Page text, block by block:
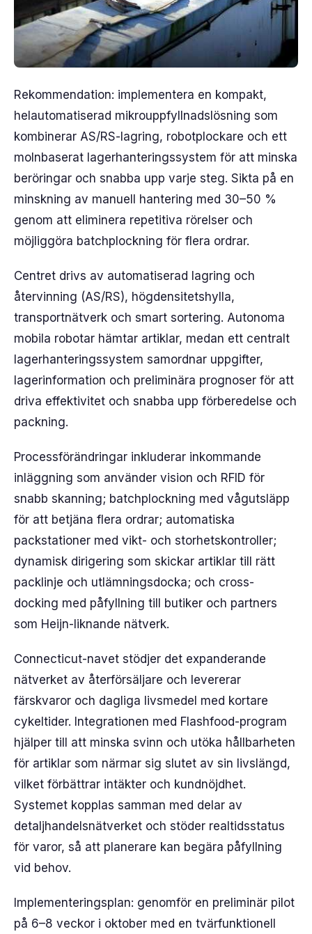
Rekommendation: implementera en kompakt,
helautomatiserad mikrouppfyllnadslösning som
kombinerar AS/RS-lagring, robotplockare och ett
molnbaserat lagerhanteringssystem för att minska
beröringar och snabba upp varje steg. Sikta på en
minskning av manuell hantering med 30–50 %
genom att eliminera repetitiva rörelser och
möjliggöra batchplockning för flera ordrar.
Centret drivs av automatiserad lagring och
återvinning (AS/RS), högdensitetshylla,
transportnätverk och smart sortering. Autonoma
mobila robotar hämtar artiklar, medan ett centralt
lagerhanteringssystem samordnar uppgifter,
lagerinformation och preliminära prognoser för att
driva effektivitet och snabba upp förberedelse och
packning.
Processförändringar inkluderar inkommande
inläggning som använder vision och RFID för
snabb skanning; batchplockning med vågutsläpp
för att betjäna flera ordrar; automatiska
packstationer med vikt- och storhetskontroller;
dynamisk dirigering som skickar artiklar till rätt
packlinje och utlämningsdocka; och cross-
docking med påfyllning till butiker och partners
som Heijn-liknande nätverk.
Connecticut-navet stödjer det expanderande
nätverket av återförsäljare och levererar
färskvaror och dagliga livsmedel med kortare
cykeltider. Integrationen med Flashfood-program
hjälper till att minska svinn och utöka hållbarheten
för artiklar som närmar sig slutet av sin livslängd,
vilket förbättrar intäkter och kundnöjdhet.
Systemet kopplas samman med delar av
detaljhandelsnätverket och stöder realtidsstatus
för varor, så att planerare kan begära påfyllning
vid behov.
Implementeringsplan: genomför en preliminär pilot
på 6–8 veckor i oktober med en tvärfunktionell